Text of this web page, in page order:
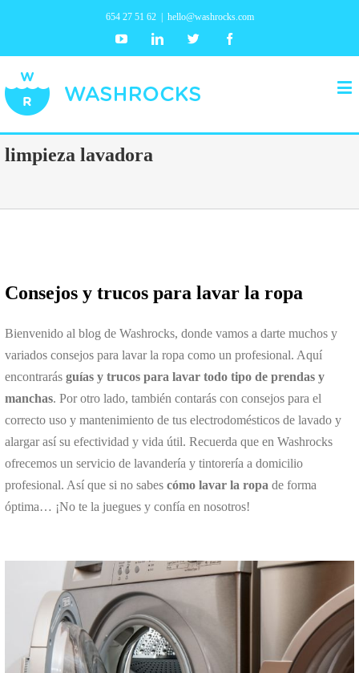
654 27 51 62 hello@washrocks.com
YoutubeLinkedin Twitter
limpieza lavadora
Consejos y trucos para lavar la ropa
Bienvenido al blog de Washrocks, donde vamos a darte muchos y
variados consejos para lavar la ropa como un profesional. Aquí
encontrarás guías y trucos para lavar todo tipo de prendas y
manchas. Por otro lado, también contarás con consejos para el
correcto uso y mantenimiento de tus electrodomésticos de lavado y
alargar así su efectividad y vida útil. Recuerda que en Washrocks
ofrecemos un servicio de lavandería y tintorería a domicilio
profesional. Así que si no sabes cómo lavar la ropa de forma
óptima… ¡No te la juegues y confía en nosotros!